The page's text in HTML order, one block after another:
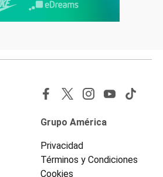
Grupo América
Privacidad
Términos y Condiciones
Cookies